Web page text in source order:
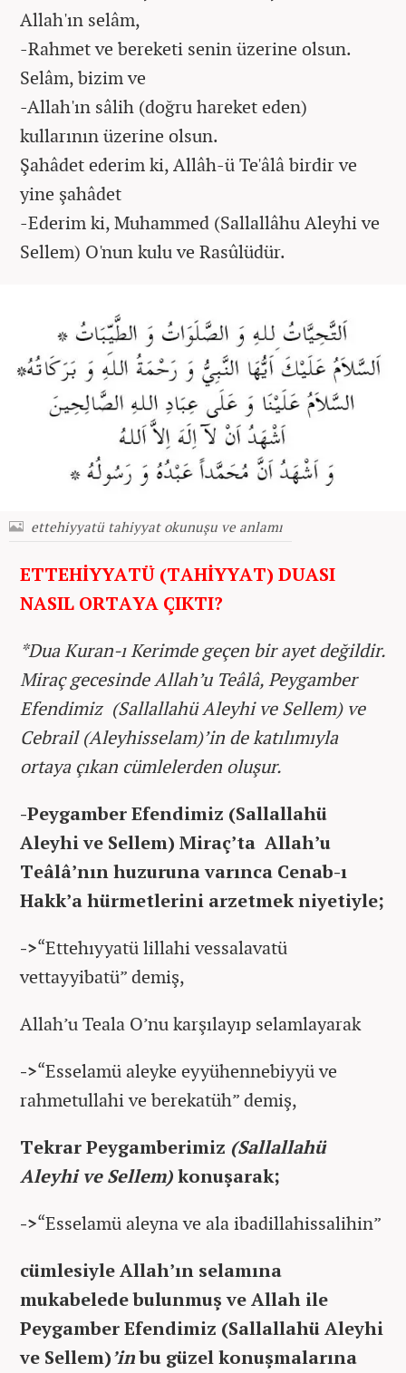
Allah'ın selâm,
-Rahmet ve bereketi senin üzerine olsun.
Selâm, bizim ve
-Allah'ın sâlih (doğru hareket eden)
kullarının üzerine olsun.
Şahâdet ederim ki, Allâh-ü Te'âlâ birdir ve
yine şahâdet
-Ederim ki, Muhammed (Sallallâhu Aleyhi ve
Sellem) O'nun kulu ve Rasûlüdür.
ettehiyyatü tahiyyat okunuşu ve anlamı
ETTEHİYYATÜ (TAHİYYAT) DUASI
NASIL ORTAYA ÇIKTI?
*Dua Kuran-ı Kerimde geçen bir ayet değildir.
Miraç gecesinde Allah’u Teâlâ, Peygamber
Efendimiz (Sallallahü Aleyhi ve Sellem) ve
Cebrail (Aleyhisselam)’in de katılımıyla
ortaya çıkan cümlelerden oluşur.
-Peygamber Efendimiz (Sallallahü
Aleyhi ve Sellem) Miraç’ta Allah’u
Teâlâ’nın huzuruna varınca Cenab-ı
Hakk’a hürmetlerini arzetmek niyetiyle;
->“Ettehıyyatü lillahi vessalavatü
vettayyibatü” demiş,
Allah’u Teala O’nu karşılayıp selamlayarak
->“Esselamü aleyke eyyühennebiyyü ve
rahmetullahi ve berekatüh” demiş,
Tekrar Peygamberimiz (Sallallahü
Aleyhi ve Sellem)konuşarak;
->“Esselamü aleyna ve ala ibadillahissalihin”
cümlesiyle Allah’ın selamına
mukabelede bulunmuş ve Allah ile
Peygamber Efendimiz (Sallallahü Aleyhi
ve Sellem)’inbu güzel konuşmalarına